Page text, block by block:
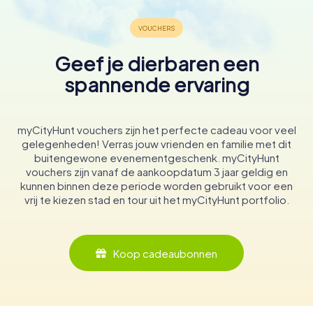
Geef je dierbaren een
spannende ervaring
myCityHunt vouchers zijn het perfecte cadeau voor veel
gelegenheden! Verras jouw vrienden en familie met dit
buitengewone evenementgeschenk. myCityHunt
vouchers zijn vanaf de aankoopdatum 3 jaar geldig en
kunnen binnen deze periode worden gebruikt voor een
vrij te kiezen stad en tour uit het myCityHunt portfolio.
Koop cadeaubonnen